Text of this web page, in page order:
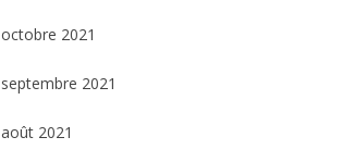
octobre 2021
septembre 2021
août 2021